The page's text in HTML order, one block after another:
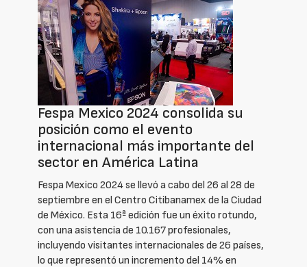
Fespa Mexico 2024 consolida su
posición como el evento
internacional más importante del
sector en América Latina
Fespa Mexico 2024 se llevó a cabo del 26 al 28 de
septiembre en el Centro Citibanamex de la Ciudad
de México. Esta 16ª edición fue un éxito rotundo,
con una asistencia de 10.167 profesionales,
incluyendo visitantes internacionales de 26 países,
lo que representó un incremento del 14% en